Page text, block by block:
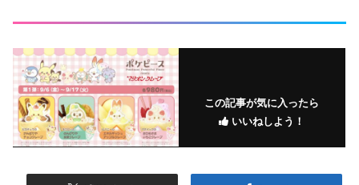
この記事が気に入ったら
いいねしよう！